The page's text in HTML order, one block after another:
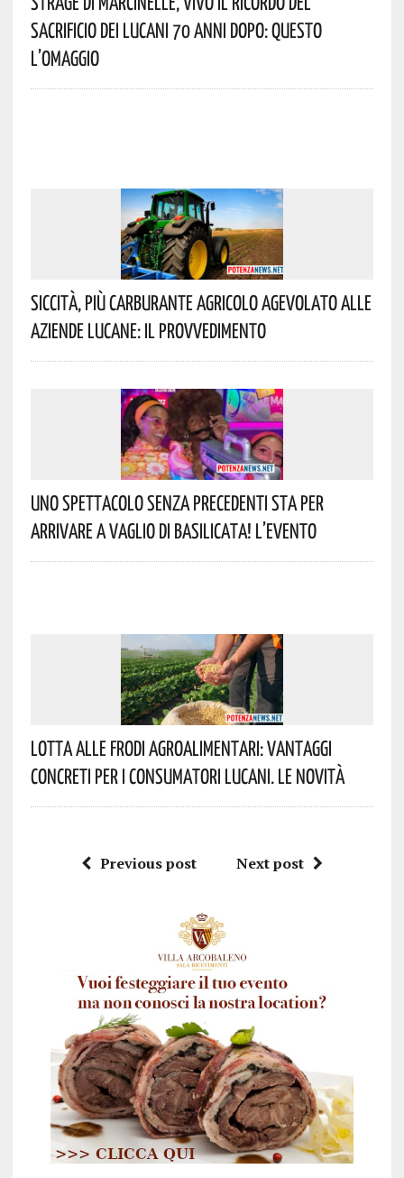
Sacrificio Dei Lucani 70 Anni Dopo: Questo
L’omaggio
Siccità, Più Carburante Agricolo Agevolato Alle
Aziende Lucane: Il Provvedimento
Uno Spettacolo Senza Precedenti Sta Per
Arrivare A Vaglio Di Basilicata! L’evento
Lotta Alle Frodi Agroalimentari: Vantaggi
Concreti Per I Consumatori Lucani. Le Novità
Previous post Next post